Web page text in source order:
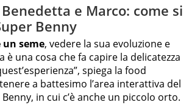
e Marco: come si
Benny
un seme, vedere la sua evoluzione e
è una cosa che fa capire la delicatezza
spiega la food
a battesimo l’area interattiva del
in cui c’è anche un piccolo orto.